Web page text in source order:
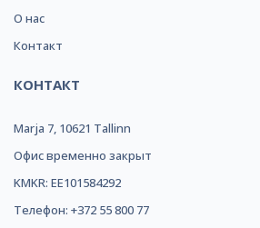
О нас
Контакт
КОНТАКТ
Marja 7, 10621 Tallinn
Офис временно закрыт
KMKR: EE101584292
Телефон: +372 55 800 77